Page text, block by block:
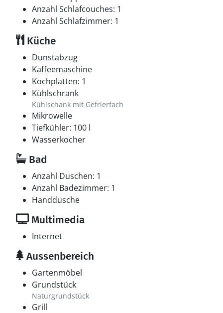
Anzahl Schlafcouches: 1
Anzahl Schlafzimmer: 1
Küche
Dunstabzug
Kaffeemaschine
Kochplatten: 1
Kühlschrank
Kühlschank mit Gefrierfach
Mikrowelle
Tiefkühler: 100 l
Wasserkocher
Bad
Anzahl Duschen: 1
Anzahl Badezimmer: 1
Handdusche
Multimedia
Internet
Aussenbereich
Gartenmöbel
Grundstück
Naturgrundstück
Grill